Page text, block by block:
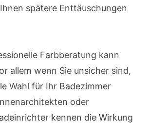
spätere Enttäuschungen
Farbberatung kann
allem wenn Sie unsicher sind,
Wahl für Ihr Badezimmer
oder
kennen die Wirkung